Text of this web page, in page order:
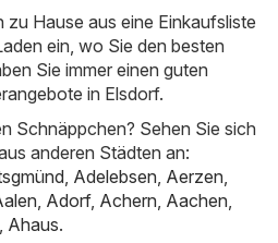
zu Hause aus eine Einkaufsliste
ein, wo Sie den besten
Sie immer einen guten
in Elsdorf.
Schnäppchen? Sehen Sie sich
anderen Städten an:
, Adelebsen, Aerzen,
, Adorf, Achern, Aachen,
, Ahaus.